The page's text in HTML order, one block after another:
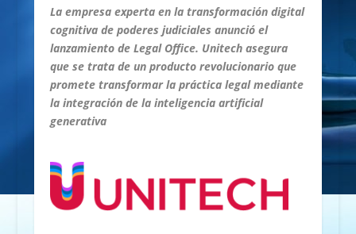
La empresa experta en la transformación digital
cognitiva de poderes judiciales anunció el
lanzamiento de Legal Office. Unitech asegura
que se trata de un producto revolucionario que
promete transformar la práctica legal mediante
la integración de la inteligencia artificial
generativa